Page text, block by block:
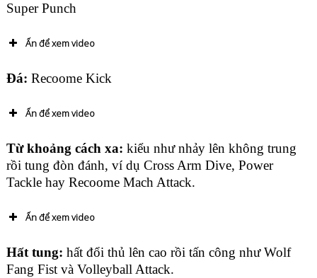
Super Punch
Ấn để xem video
Đá: Recoome Kick
Ấn để xem video
Từ khoảng cách xa: kiểu như nhảy lên không trung
rồi tung đòn đánh, ví dụ Cross Arm Dive, Power
Tackle hay Recoome Mach Attack.
Ấn để xem video
Hất tung: hất đổi thủ lên cao rồi tấn công như Wolf
Fang Fist và Volleyball Attack.